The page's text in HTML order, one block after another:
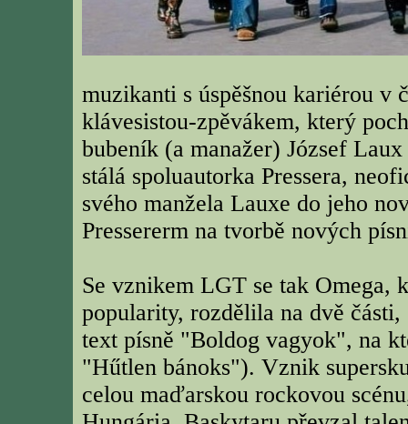
muzikanti s úspěšnou kariérou v
klávesistou-zpěvákem, který
bubeník (a manažer) József
stálá spoluautorka Pressera,
svého manžela Lauxe do jeho
Pressererm na tvorbě nových
Se vznikem LGT se tak Omega,
popularity, rozdělila na dvě
text písně "Boldog vagyok", na
"Hűtlen bánoks"). Vznik
celou maďarskou rockovou